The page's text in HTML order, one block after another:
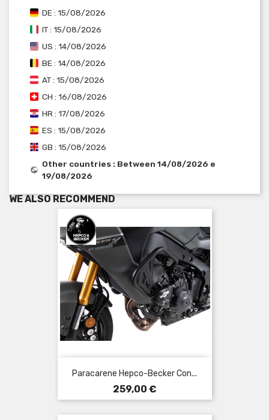
DE : 15/08/2026
IT : 15/08/2026
US : 14/08/2026
BE : 14/08/2026
AT : 15/08/2026
CH : 16/08/2026
HR : 17/08/2026
ES : 15/08/2026
GB : 15/08/2026
Other countries : Between 14/08/2026 e
19/08/2026
WE ALSO RECOMMEND
Paracarene Hepco-Becker Con...
Prezzo
259,00 €